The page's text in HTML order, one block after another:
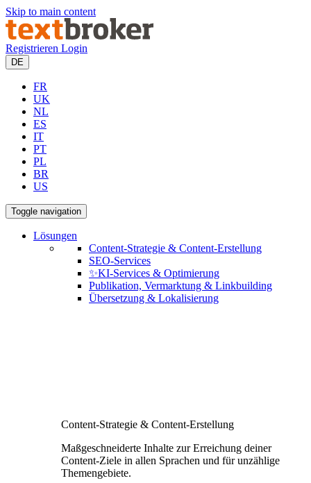
Skip to main content
Registrieren Login
DE
FR
UK
NL
ES
IT
PT
PL
BR
US
Toggle navigation
Lösungen
Content-Strategie & Content-Erstellung
SEO-Services
✨KI-Services & Optimierung
Publikation, Vermarktung & Linkbuilding
Übersetzung & Lokalisierung
Content-Strategie & Content-Erstellung
Maßgeschneiderte Inhalte zur Erreichung deiner
Content-Ziele in allen Sprachen und für unzählige
Themengebiete.